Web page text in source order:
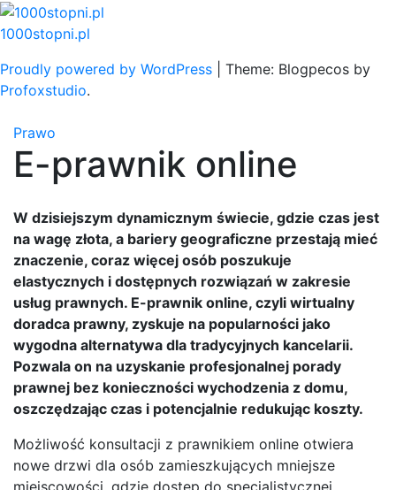
Skip
to
1000stopni.pl
Proudly powered by WordPress
Theme: Blogpecos by
Profoxstudio.
Prawo
E-prawnik online
W dzisiejszym dynamicznym świecie, gdzie czas jest
na wagę złota, a bariery geograficzne przestają mieć
znaczenie, coraz więcej osób poszukuje
elastycznych i dostępnych rozwiązań w zakresie
usług prawnych. E-prawnik online, czyli wirtualny
doradca prawny, zyskuje na popularności jako
wygodna alternatywa dla tradycyjnych kancelarii.
Pozwala on na uzyskanie profesjonalnej porady
prawnej bez konieczności wychodzenia z domu,
oszczędzając czas i potencjalnie redukując koszty.
Możliwość konsultacji z prawnikiem online otwiera
nowe drzwi dla osób zamieszkujących mniejsze
miejscowości, gdzie dostęp do specjalistycznej